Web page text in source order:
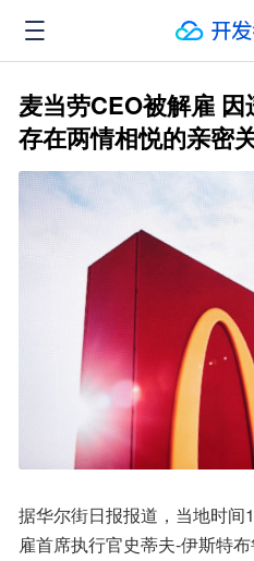
麦当劳CEO被解雇
存在两情相悦的亲密
据华尔街日报报道，当地时
雇首席执行官史蒂夫-伊斯特